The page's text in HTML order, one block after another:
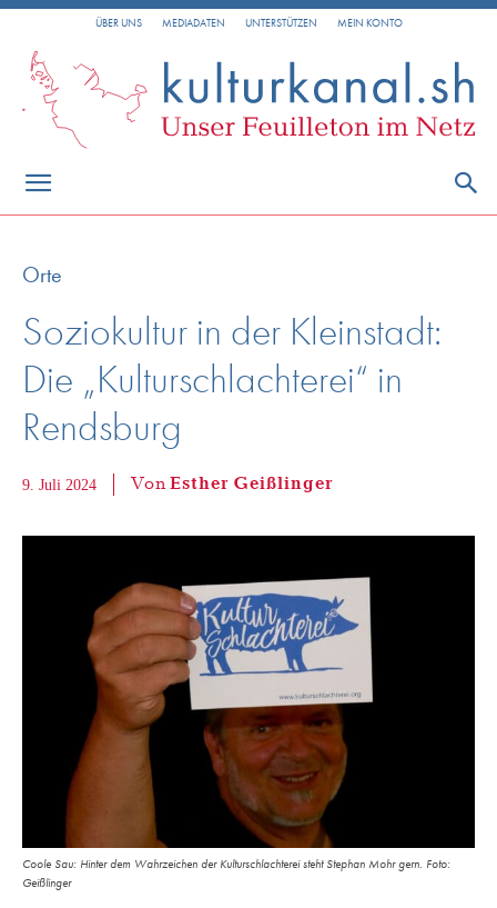
ÜBER UNS MEDIADATEN UNTERSTÜTZEN MEIN KONTO
Orte
Soziokultur in der Kleinstadt:
Die „Kulturschlachterei“ in
Rendsburg
9. Juli 2024 VonEsther Geißlinger
Coole Sau: Hinter dem Wahrzeichen der Kulturschlachterei steht Stephan Mohr gern. Foto:
Geißlinger